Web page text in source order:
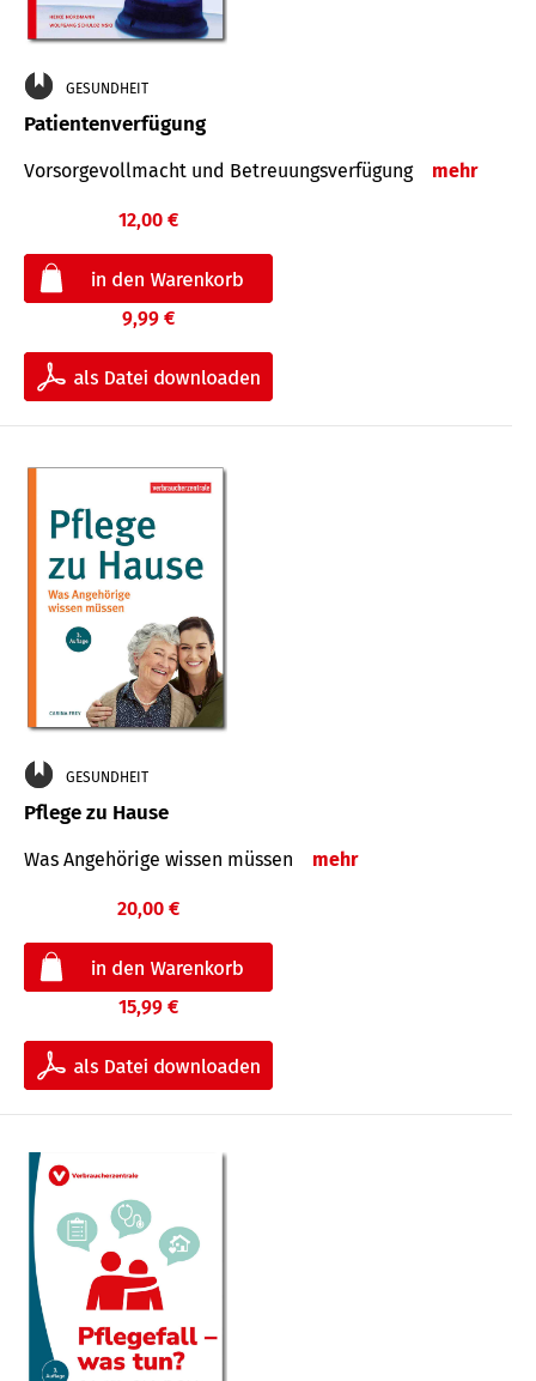
GESUNDHEIT
Patientenverfügung
Vorsorgevollmacht und Betreuungsverfügung mehr
12,00 €
9,99 €
GESUNDHEIT
Pflege zu Hause
Was Angehörige wissen müssen mehr
20,00 €
15,99 €